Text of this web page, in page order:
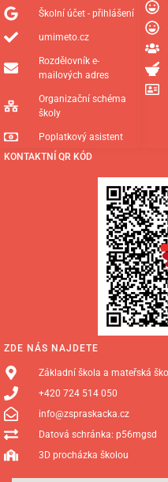
ZDE NÁS NAJDETE
Základní škola a mateřská
+420 724 514 050
info@zspraskacka.cz
Datová schránka: p56mgsd
3D procházka školou
KONTAKTNÍ QR KÓD
Školní účet - přihlášení
umimeto.cz
Rozdělovník e-
mailových adres
Organizační schéma
školy
Poplatkový asistent